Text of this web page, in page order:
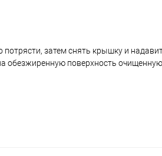
затем снять крышку и
обезжиренную поверхность